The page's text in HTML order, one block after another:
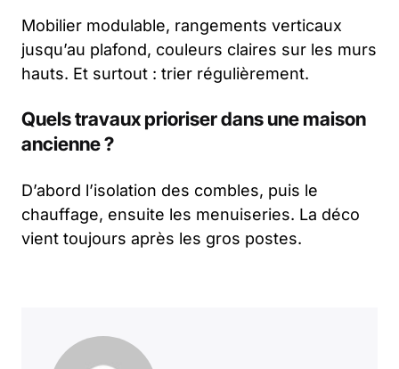
Mobilier modulable, rangements verticaux
jusqu’au plafond, couleurs claires sur les murs
hauts. Et surtout : trier régulièrement.
Quels travaux prioriser dans une maison
ancienne ?
D’abord l’isolation des combles, puis le
chauffage, ensuite les menuiseries. La déco
vient toujours après les gros postes.